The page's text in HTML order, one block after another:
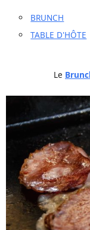
BRUNCH
TABLE D'HÔTE
Le